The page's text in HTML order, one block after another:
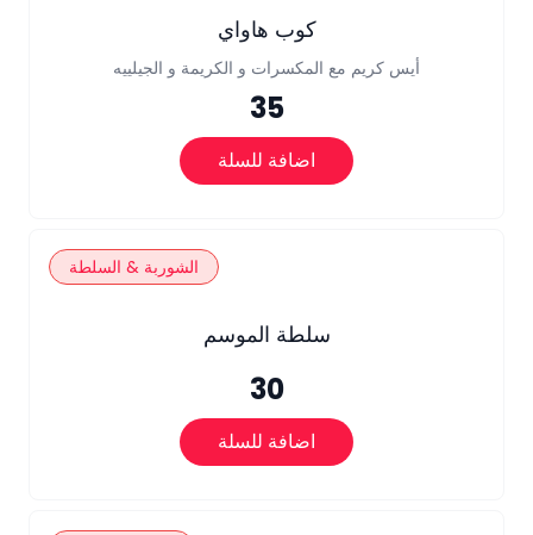
كوب هاواي
أيس كريم مع المكسرات و الكريمة و الجيلييه
35
اضافة للسلة
الشوربة & السلطة
سلطة الموسم
30
اضافة للسلة